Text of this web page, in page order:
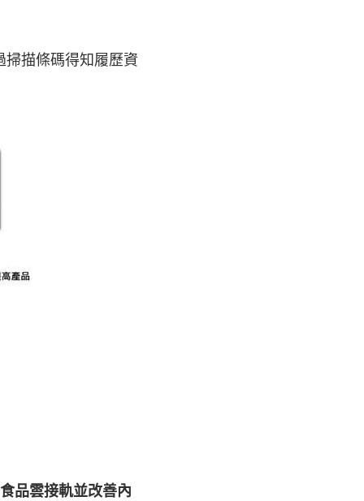
描條碼得知履歷資
品雲接軌並改善內